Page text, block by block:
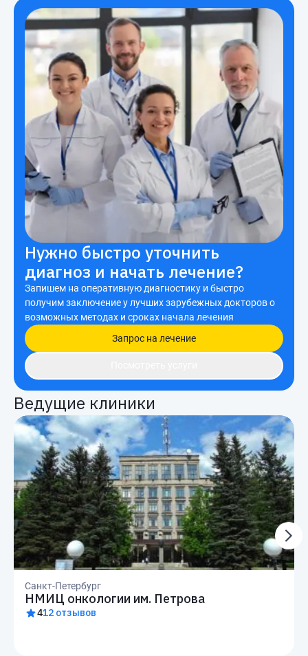
Нужно быстро уточнить
диагноз и начать лечение?
Запишем на оперативную диагностику и быстро
получим заключение у лучших зарубежных докторов о
возможных методах и сроках начала лечения
Запрос на лечение
Ведущие клиники
Санкт-Петербург
НМИЦ онкологии им. Петрова
412 отзывов